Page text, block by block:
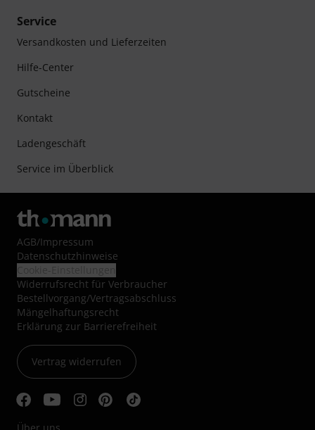
Service
Versandkosten und Lieferzeiten
Hilfe-Center
Gutscheine
Kontakt
Ladengeschäft
Service im Überblick
AGB/Impressum
Datenschutzhinweise
Widerrufsrecht für Verbraucher
Bestellvorgang/Vertragsabschluss
Mängelhaftungsrecht
Erklärung zur Barrierefreiheit
Vertrag widerrufen